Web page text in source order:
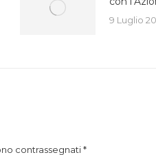
9 Luglio
contrassegnati*